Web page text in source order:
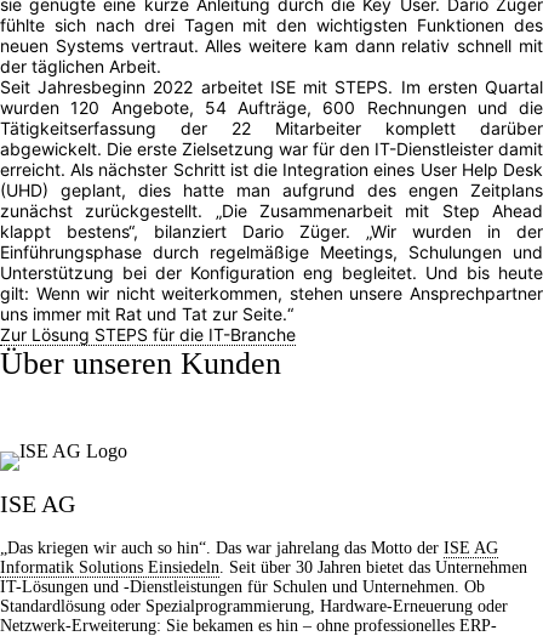
sie genügte eine kurze Anleitung durch die Key User. Dario Züger
fühlte sich nach drei Tagen mit den wichtigsten Funktionen des
neuen Systems vertraut. Alles weitere kam dann relativ schnell mit
der täglichen Arbeit.
Seit Jahresbeginn 2022 arbeitet ISE mit STEPS. Im ersten Quartal
wurden 120 Angebote, 54 Aufträge, 600 Rechnungen und die
Tätigkeitserfassung der 22 Mitarbeiter komplett darüber
abgewickelt. Die erste Zielsetzung war für den IT-Dienstleister damit
erreicht. Als nächster Schritt ist die Integration eines User Help Desk
(UHD) geplant, dies hatte man aufgrund des engen Zeitplans
zunächst zurückgestellt. „Die Zusammenarbeit mit Step Ahead
klappt bestens“, bilanziert Dario Züger. „Wir wurden in der
Einführungsphase durch regelmäßige Meetings, Schulungen und
Unterstützung bei der Konfiguration eng begleitet. Und bis heute
gilt: Wenn wir nicht weiterkommen, stehen unsere Ansprechpartner
uns immer mit Rat und Tat zur Seite.“
Zur Lösung STEPS für die IT-Branche
Über unseren Kunden
ISE AG
„Das kriegen wir auch so hin“. Das war jahrelang das Motto der ISE AG
Informatik Solutions Einsiedeln. Seit über 30 Jahren bietet das Unternehmen
IT-Lösungen und -Dienstleistungen für Schulen und Unternehmen. Ob
Standardlösung oder Spezialprogrammierung, Hardware-Erneuerung oder
Netzwerk-Erweiterung: Sie bekamen es hin – ohne professionelles ERP-